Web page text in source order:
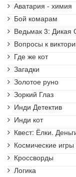
Аватария - химия
Бой комарам
Ведьмак 3: Дикая
Вопросы к
Где же кот
Загадки
Золотое руно
Зоркий Глаз
Инди Детектив
Инди кот
Квест: Ёлки.
Космические
Кроссворды
Логика